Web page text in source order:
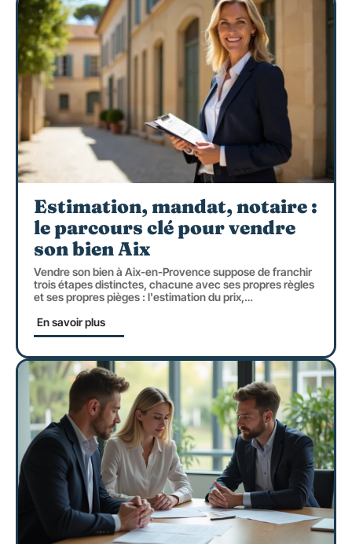
Estimation, mandat, notaire :
le parcours clé pour vendre
son bien Aix
Vendre son bien à Aix-en-Provence suppose de franchir
trois étapes distinctes, chacune avec ses propres règles
et ses propres pièges : l'estimation du prix,…
En savoir plus